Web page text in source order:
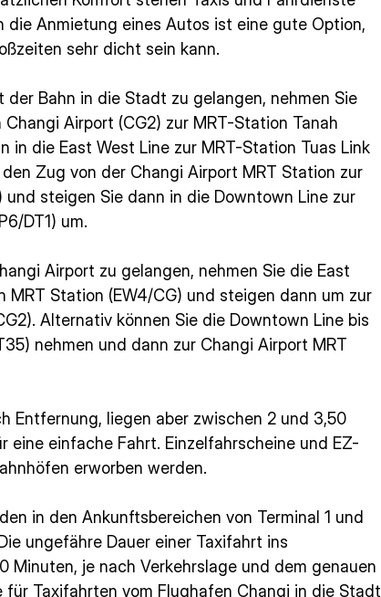
die Anmietung eines Autos ist eine gute Option,
sehr dicht sein kann.
der Bahn in die Stadt zu gelangen, nehmen Sie
Airport (CG2) zur MRT-Station Tanah
in die East West Line zur MRT-Station Tuas Link
Zug von der Changi Airport MRT Station zur
und steigen Sie dann in die Downtown Line zur
DT1) um.
Airport zu gelangen, nehmen Sie die East
MRT Station (EW4/CG) und steigen dann um zur
Alternativ können Sie die Downtown Line bis
nehmen und dann zur Changi Airport MRT
Entfernung, liegen aber zwischen 2 und 3,50
eine einfache Fahrt. Einzelfahrscheine und EZ-
erworben werden.
in den Ankunftsbereichen von Terminal 1 und
ungefähre Dauer einer Taxifahrt ins
je nach Verkehrslage und dem genauen
für Taxifahrten vom Flughafen Changi in die Stadt